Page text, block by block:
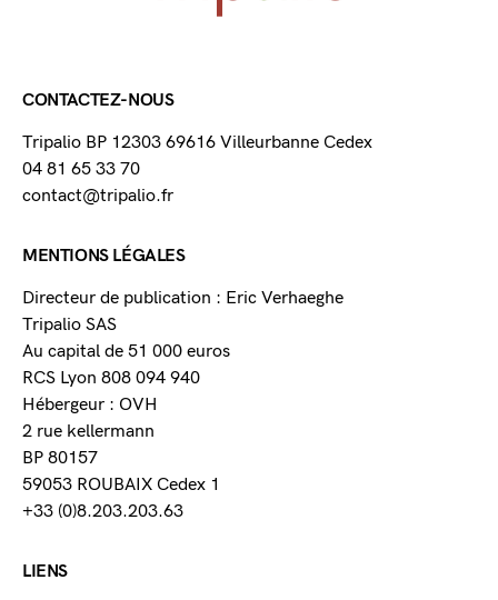
CONTACTEZ-NOUS
Tripalio BP 12303 69616 Villeurbanne Cedex
04 81 65 33 70
contact@tripalio.fr
MENTIONS LÉGALES
Directeur de publication : Eric Verhaeghe
Tripalio SAS
Au capital de 51 000 euros
RCS Lyon 808 094 940
Hébergeur : OVH
2 rue kellermann
BP 80157
59053 ROUBAIX Cedex 1
+33 (0)8.203.203.63
LIENS